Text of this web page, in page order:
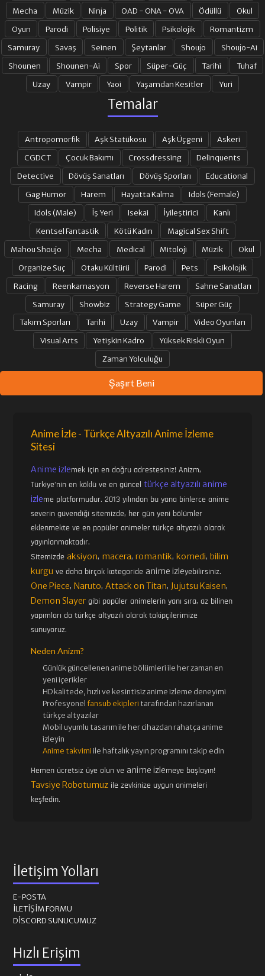
19. BÖLÜM 20. BÖLÜM
21. BÖLÜM 22. BÖLÜM
24. BÖLÜM
25. BÖLÜM 26. BÖLÜM FINAL
Mecha Müzik Ninja OAD - ONA - OVA Ödüllü
Okul
Oyun
Parodi Polisiye Politik Psikolojik
Romantizm
Samuray
Savaş Seinen Şeytanlar Shoujo
Shoujo-Ai
Shounen
Shounen-Ai Spor Süper-Güç Tarihi
Tuhaf
Uzay
Vampir Yaoi Yaşamdan Kesitler Yuri
Temalar
Antropomorfik Aşk Statükosu Aşk Üçgeni
Askeri
CGDCT
Çocuk Bakımı Crossdressing
Delinquents
Detective
Dövüş Sanatları Dövüş Sporları
Educational
Gag Humor
Harem Hayatta Kalma
Idols (Female)
Idols (Male)
İş Yeri Isekai İyileştirici
Kanlı
Kentsel Fantastik
Kötü Kadın
Magical Sex Shift
Mahou Shoujo
Mecha Medical Mitoloji Müzik
Okul
Organize Suç
Otaku Kültürü Parodi Pets
Psikolojik
Racing
Reenkarnasyon Reverse Harem
Sahne Sanatları
Samuray
Showbiz Strategy Game
Süper Güç
Takım Sporları
Tarihi Uzay Vampir
Video Oyunları
Visual Arts
Yetişkin Kadro
Yüksek Riskli Oyun
Zaman Yolculuğu
Şaşırt Beni
Anime İzle - Türkçe Altyazılı Anime İzleme
Sitesi
Anime izlemek için en doğru adrestesiniz! Anizm,
Türkiye'nin en köklü ve en günceltürkçe altyazılı anime
izleme platformudur. 2013 yılından bu yana binlerce anime
severin güvendiği sitemizde, her gün yeni bölümler
eklenmekte ve en popüler animeler türkçe altyazılı olarak
yayınlanmaktadır.
Sitemizdeaksiyon, macera,romantik, komedi, bilim
kurgu ve daha birçok kategoride anime izleyebilirsiniz.
One Piece, Naruto,Attack on Titan, Jujutsu Kaisen,
Demon Slayer gibi popüler animelerin yanı sıra, az bilinen
yapımları da türkçe altyazılı olarak takipçilerimize
sunuyoruz.
Neden Anizm?
Günlük güncellenen anime bölümleri ile her zaman en
yeni içerikler
HD kalitede, hızlı ve kesintisiz anime izleme deneyimi
Profesyonelfansub ekipleri tarafından hazırlanan
türkçe altyazılar
Mobil uyumlu tasarım ile her cihazdan rahatça anime
izleyin
Anime takvimi ile haftalık yayın programını takip edin
Hemen ücretsiz üye olun ve anime izlemeye başlayın!
Tavsiye Robotumuz ile zevkinize uygun animeleri
keşfedin.
İletişim Yolları
E-POSTA
İLETIŞIM FORMU
DISCORD SUNUCUMUZ
Hızlı Erişim